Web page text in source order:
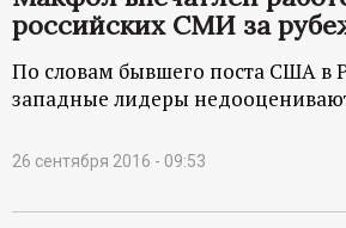
российских СМИ за
По словам бывшего поста США в
западные лидеры
26 сентября 2016 - 09:53